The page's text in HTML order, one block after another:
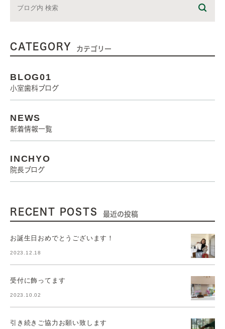
CATEGORY カテゴリー
BLOG01
小室歯科ブログ
NEWS
新着情報一覧
INCHYO
院長ブログ
RECENT POSTS 最近の投稿
お誕生日おめでとうございます！
2023.12.18
受付に飾ってます
2023.10.02
引き続きご協力お願い致します